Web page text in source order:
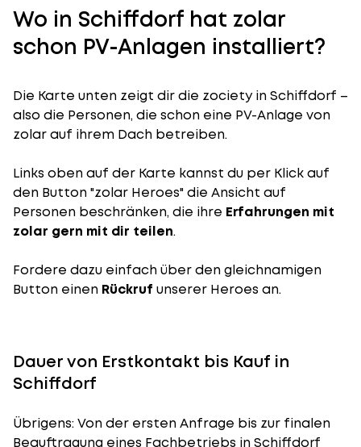
Wo in Schiffdorf hat zolar
schon PV-Anlagen installiert?
Die Karte unten zeigt dir die zociety in Schiffdorf –
also die Personen, die schon eine PV-Anlage von
zolar auf ihrem Dach betreiben.
Links oben auf der Karte kannst du per Klick auf
den Button "zolar Heroes" die Ansicht auf
Personen beschränken, die ihre Erfahrungen mit
zolar gern mit dir teilen.
Fordere dazu einfach über den gleichnamigen
Button einen Rückruf unserer Heroes an.
Dauer von Erstkontakt bis Kauf in
Schiffdorf
Übrigens: Von der ersten Anfrage bis zur finalen
Beauftragung eines Fachbetriebs in Schiffdorf